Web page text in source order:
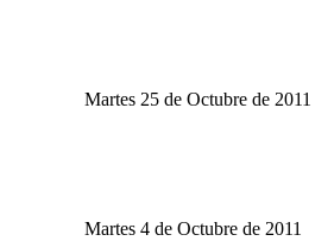
Martes 25 de Octubre de 2011
Martes 4 de Octubre de 2011